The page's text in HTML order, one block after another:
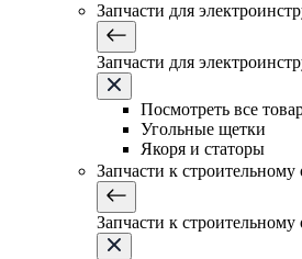
Запчасти для
Запчасти для
Посмотреть все
Угольные щетки
Якоря и статоры
Запчасти к
Запчасти к